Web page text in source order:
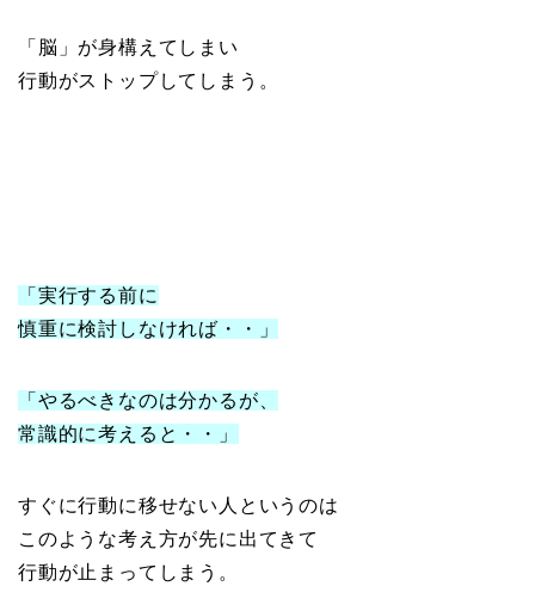
「脳」が身構えてしまい
行動がストップしてしまう。
「実行する前に
慎重に検討しなければ・・」
「やるべきなのは分かるが、
常識的に考えると・・」
すぐに行動に移せない人というのは
このような考え方が先に出てきて
行動が止まってしまう。